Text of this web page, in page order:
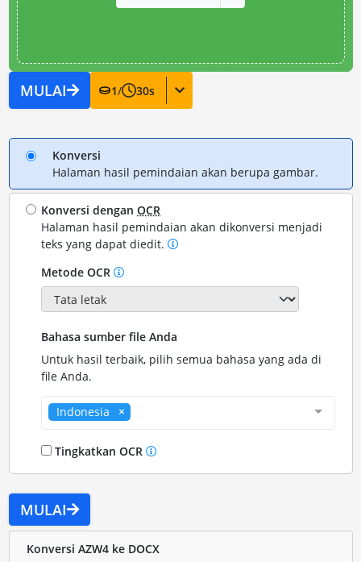
MULAI 1/ 30s
Konversi
Halaman hasil pemindaian akan berupa gambar.
Konversi denganOCR
Halaman hasil pemindaian akan dikonversi menjadi
teks yang dapat diedit.
Metode OCR
Bahasa sumber file Anda
Untuk hasil terbaik, pilih semua bahasa yang ada di
file Anda.
Indonesia
Tingkatkan OCR
MULAI
Konversi AZW4 ke DOCX